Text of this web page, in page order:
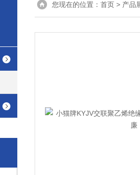
您现在的位置： 首页 > 产品